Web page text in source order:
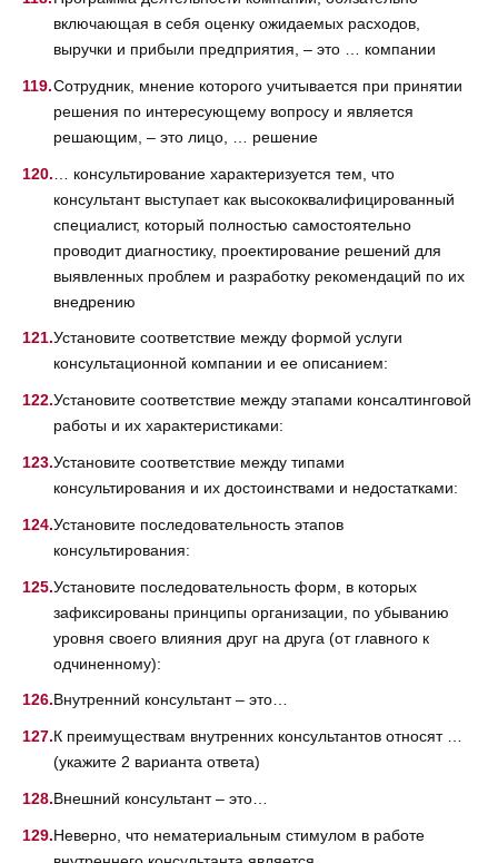
включающая в себя оценку ожидаемых расходов,
выручки и прибыли предприятия, – это … компании
Сотрудник, мнение которого учитывается при принятии
решения по интересующему вопросу и является
решающим, – это лицо, … решение
… консультирование характеризуется тем, что
консультант выступает как высококвалифицированный
специалист, который полностью самостоятельно
проводит диагностику, проектирование решений для
выявленных проблем и разработку рекомендаций по их
внедрению
Установите соответствие между формой услуги
консультационной компании и ее описанием:
Установите соответствие между этапами консалтинговой
работы и их характеристиками:
Установите соответствие между типами
консультирования и их достоинствами и недостатками:
Установите последовательность этапов
консультирования:
Установите последовательность форм, в которых
зафиксированы принципы организации, по убыванию
уровня своего влияния друг на друга (от главного к
одчиненному):
Внутренний консультант – это…
К преимуществам внутренних консультантов относят …
(укажите 2 варианта ответа)
Внешний консультант – это…
Неверно, что нематериальным стимулом в работе